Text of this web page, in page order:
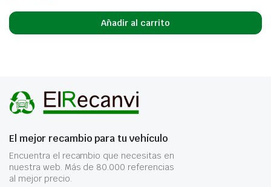
Añadir al carrito
El mejor recambio para tu vehículo
Encuentra el recambio que necesitas en
nuestra web. Más de 80.000 referencias
al mejor precio.